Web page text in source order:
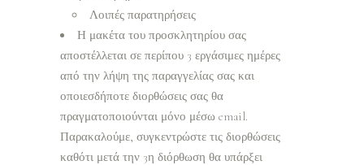
Λοιπές παρατηρήσεις
Η μακέτα του προσκλητηρίου σας
αποστέλλεται σε περίπου 3 εργάσιμες ημέρες
από την λήψη της παραγγελίας σας και
οποιεσδήποτε διορθώσεις σας θα
πραγματοποιούνται μόνο μέσω email.
Παρακαλούμε, συγκεντρώστε τις διορθώσεις
καθότι μετά την 3η διόρθωση θα υπάρξει